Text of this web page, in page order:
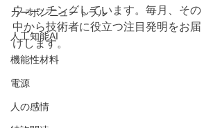
カーボンニュートラル
人工知能AI
機能性材料
電源
人の感情
ウォッチングしています。毎月、その
中から技術者に役立つ注目発明をお届
けします。